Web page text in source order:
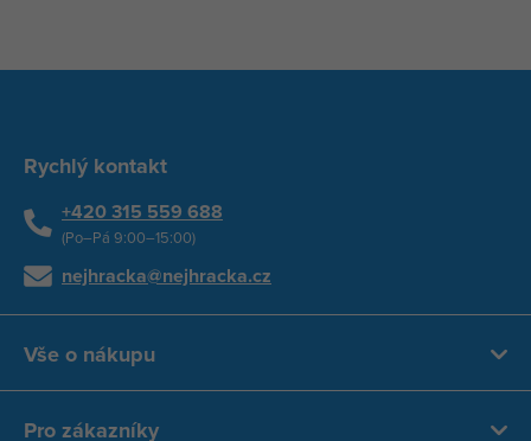
Rychlý kontakt
+420 315 559 688
(Po–Pá 9:00–15:00)
nejhracka@nejhracka.cz
Vše o nákupu
Pro zákazníky